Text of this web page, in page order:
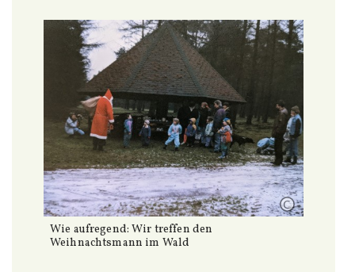
Wie aufregend: Wir treffen den
Weihnachtsmann im Wald